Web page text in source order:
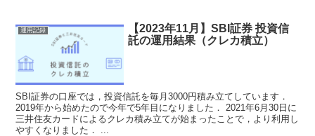
運用記録
【2023年11月】SBI証券 投資信
託の運用結果（クレカ積立）
SBI証券の口座では，投資信託を毎月3000円積み立てしています．
2019年から始めたので今年で5年目になりました． 2021年6月30日に
三井住友カードによるクレカ積み立てが始まったことで，より利用し
やすくなりました． ...